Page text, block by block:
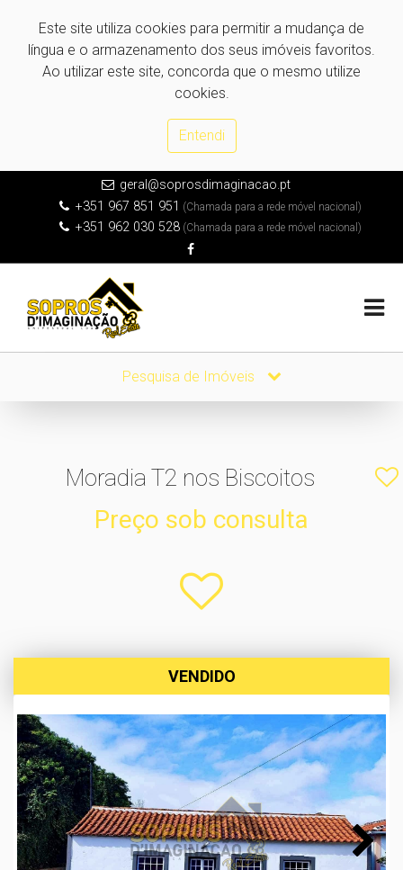
Este site utiliza cookies para permitir a mudança de
língua e o armazenamento dos seus imóveis favoritos.
Ao utilizar este site, concorda que o mesmo utilize
cookies.
Entendi
geral@soprosdimaginacao.pt
+351 967 851 951 (Chamada para a rede móvel nacional)
+351 962 030 528 (Chamada para a rede móvel nacional)
Pesquisa de Imóveis
Moradia T2 nos Biscoitos
Preço sob consulta
VENDIDO